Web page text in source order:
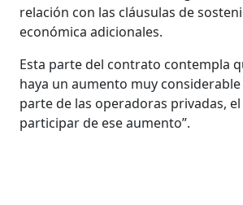
relación con las cláusulas de
económica adicionales.
Esta parte del contrato contempla
haya un aumento muy
par­te de las operadoras privadas,
participar de ese aumento”.